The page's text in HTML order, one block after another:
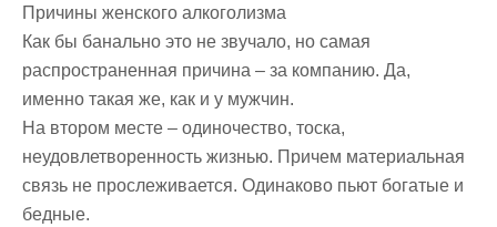
Причины женского алкоголизма
Как бы банально это не звучало, но самая
распространенная причина – за компанию. Да,
именно такая же, как и у мужчин.
На втором месте – одиночество, тоска,
неудовлетворенность жизнью. Причем материальная
связь не прослеживается. Одинаково пьют богатые и
бедные.